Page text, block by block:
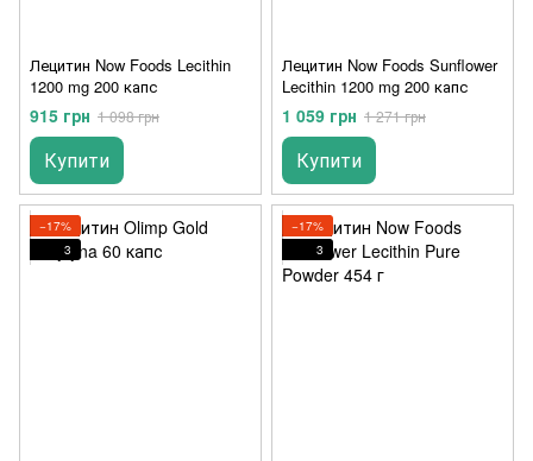
Лецитин Now Foods Lecithin
1200 mg 200 капс
915 грн 1 098 грн
Купити
Лецитин Now Foods Sunflower
Lecithin 1200 mg 200 капс
1 059 грн 1 271 грн
Купити
−17%
3
−17%
3